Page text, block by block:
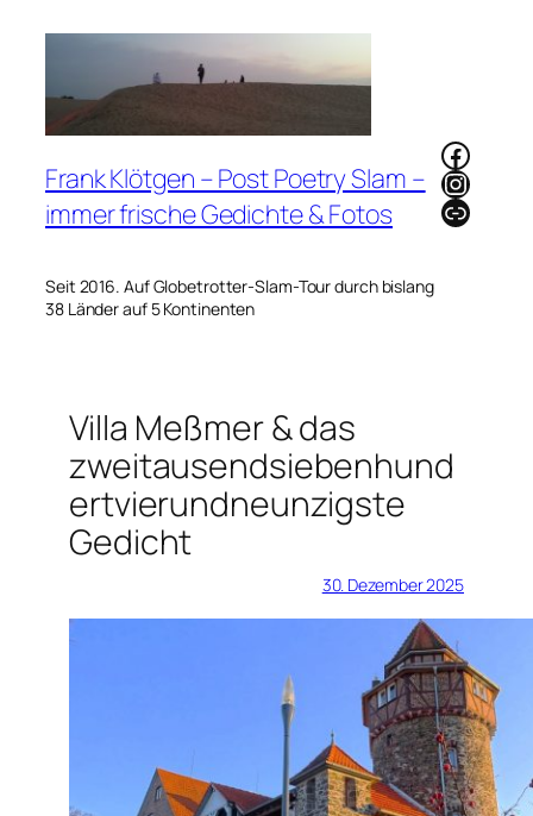
Frank Klötgen – Post Poetry Slam –
immer frische Gedichte & Fotos
Seit 2016. Auf Globetrotter-Slam-Tour durch bislang
38 Länder auf 5 Kontinenten
Link
Villa Meßmer & das
zweitausendsiebenhund
ertvierundneunzigste
Gedicht
30. Dezember 2025